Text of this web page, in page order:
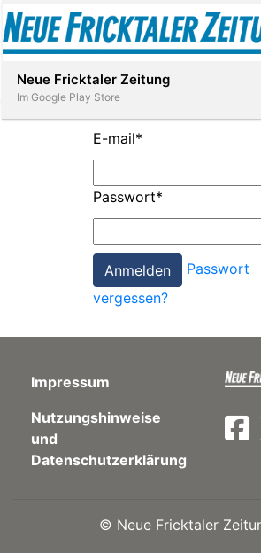
Paper
App
Abonnieren
E-mail*
Passwort*
Passwort
vergessen?
Impressum
Nutzungshinweise
und
Datenschutzerklärung
© Neue Fricktaler
Neue Fricktaler Zeitung
Im Google Play Store